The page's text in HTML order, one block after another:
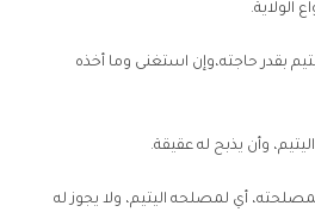
الولاية.
بقدر حاجته،وإن استغنى وما أخذه
وأن يذبح له عقيقة.
أي لمصلحه اليتيم، ولا يجوز له